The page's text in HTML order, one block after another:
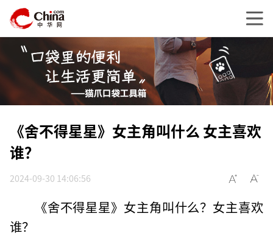
《舍不得星星》女主角叫什么 女主喜欢
谁？
2024-09-30 14:06:56
《舍不得星星》女主角叫什么？女主喜欢
谁？